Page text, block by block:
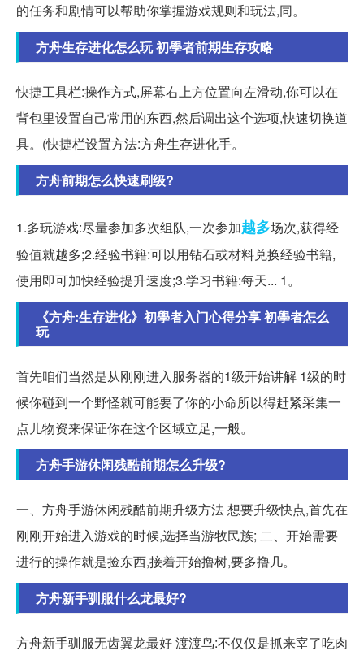
的任务和剧情可以帮助你掌握游戏规则和玩法,同。
方舟生存进化怎么玩 初學者前期生存攻略
快捷工具栏:操作方式,屏幕右上方位置向左滑动,你可以在
背包里设置自己常用的东西,然后调出这个选项,快速切换道
具。(快捷栏设置方法:方舟生存进化手。
方舟前期怎么快速刷级?
1.多玩游戏:尽量参加多次组队,一次参加越多场次,获得经
验值就越多;2.经验书籍:可以用钻石或材料兑换经验书籍,
使用即可加快经验提升速度;3.学习书籍:每天... 1。
《方舟:生存进化》初學者入门心得分享 初學者怎么
玩
首先咱们当然是从刚刚进入服务器的1级开始讲解 1级的时
候你碰到一个野怪就可能要了你的小命所以得赶紧采集一
点儿物资来保证你在这个区域立足,一般。
方舟手游休闲残酷前期怎么升级?
一、方舟手游休闲残酷前期升级方法 想要升级快点,首先在
刚刚开始进入游戏的时候,选择当游牧民族; 二、开始需要
进行的操作就是捡东西,接着开始撸树,要多撸几。
方舟新手驯服什么龙最好?
方舟新手驯服无齿翼龙最好 渡渡鸟:不仅仅是抓来宰了吃肉